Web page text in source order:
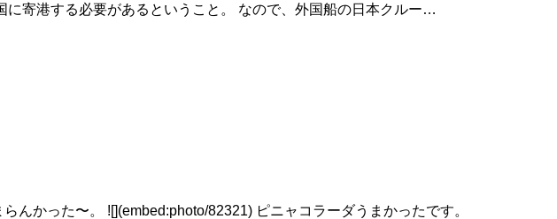
寄港する必要があるということ。 なので、外国船の日本クルー…
んかった〜。 ![](embed:photo/82321) ピニャコラーダうまかったです。